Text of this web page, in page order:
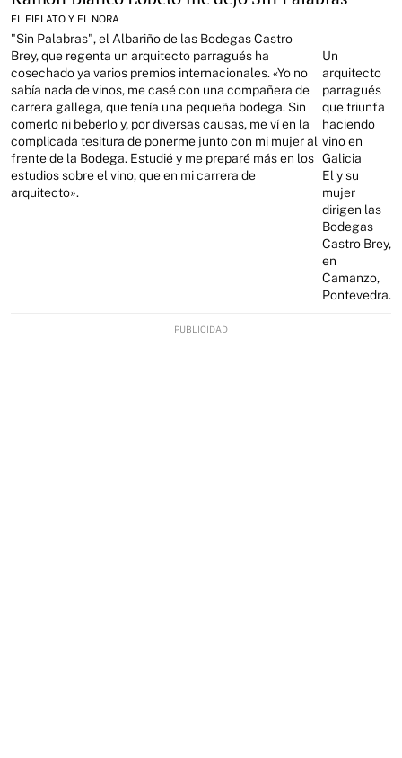
EL FIELATO Y EL NORA
"Sin Palabras", el Albariño de las Bodegas Castro
Brey, que regenta un arquitecto parragués ha
cosechado ya varios premios internacionales. «Yo no
sabía nada de vinos, me casé con una compañera de
carrera gallega, que tenía una pequeña bodega. Sin
comerlo ni beberlo y, por diversas causas, me ví en la
complicada tesitura de ponerme junto con mi mujer al
frente de la Bodega. Estudié y me preparé más en los
estudios sobre el vino, que en mi carrera de
arquitecto».
Un
arquitecto
parragués
que triunfa
haciendo
vino en
Galicia
El y su
mujer
dirigen las
Bodegas
Castro Brey,
en
Camanzo,
Pontevedra.